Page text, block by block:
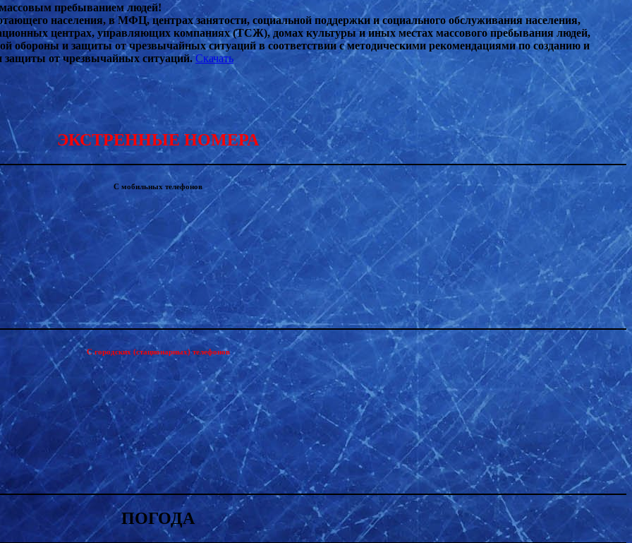
пребыванием людей!
населения, в МФЦ, центрах занятости, социальной поддержки и социального обслуживания населения,
центрах, управляющих компаниях (ТСЖ), домах культуры и иных местах массового пребывания людей,
обороны и защиты от чрезвычайных ситуаций в соответствии с методическими рекомендациями по созданию и
защиты от чрезвычайных ситуаций. Скачать
ЭКСТРЕННЫЕ НОМЕРА
С мобильных телефонов
С городских (стационарных) телефонов
ПОГОДА